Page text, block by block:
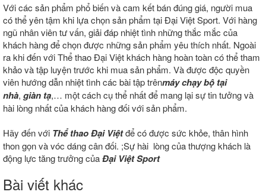
Với các sản phẩm phổ biến và cam kết bán đúng giá, người mua
có thể yên tậm khi lựa chọn sản phẩm tại Đại Việt Sport. Với hàng
ngũ nhân viên tư vấn, giải đáp nhiệt tình những thắc mắc của
khách hàng để chọn được những sản phẩm yêu thích nhất. Ngoài
ra khi đến với Thể thao Đại Việt khách hàng hoàn toàn có thể tham
khảo và tập luyện trước khi mua sản phẩm. Và được độc quyền
viên hướng dẫn nhiệt tình các bài tập trênmáy chạy bộ tại
nhà, giàn tạ,… một cách cụ thể nhất để mang lại sự tin tưởng và
hài lòng nhất của khách hàng đối với sản phẩm.
Hãy đến với Thể thao Đại Việtđể có được sức khỏe, thân hình
thon gọn và vóc dáng cân đối. ;Sự hài lòng của thượng khách là
động lực tăng trưởng củaĐại Việt Sport
Bài viết khác